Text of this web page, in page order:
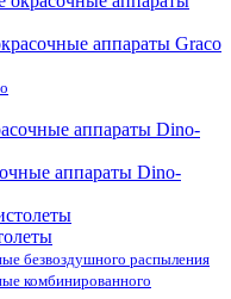
аппараты Graco
аппараты Dino-
безвоздушного распыления
комбинированного